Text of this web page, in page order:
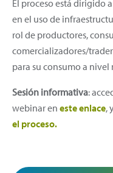
El proceso está dirigido
en el uso de
rol de productores,
comercializadores/
para su consumo a
Sesión informativa:
webinar en este enlace,
el proceso.